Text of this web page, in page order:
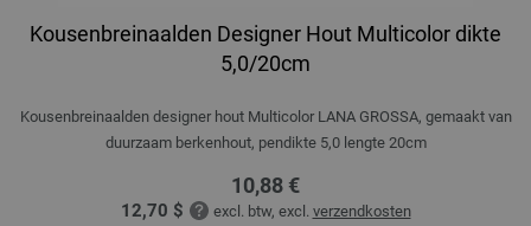
Kousenbreinaalden Designer Hout Multicolor dikte
5,0/20cm
Kousenbreinaalden designer hout Multicolor LANA GROSSA, gemaakt van
duurzaam berkenhout, pendikte 5,0 lengte 20cm
10,88 €
12,70 $ excl. btw, excl. verzendkosten